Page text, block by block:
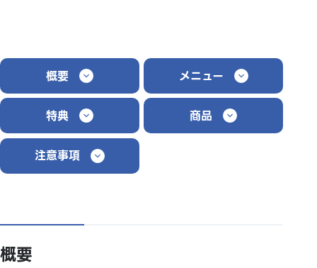
概要 メニュー
特典 商品
注意事項
概要